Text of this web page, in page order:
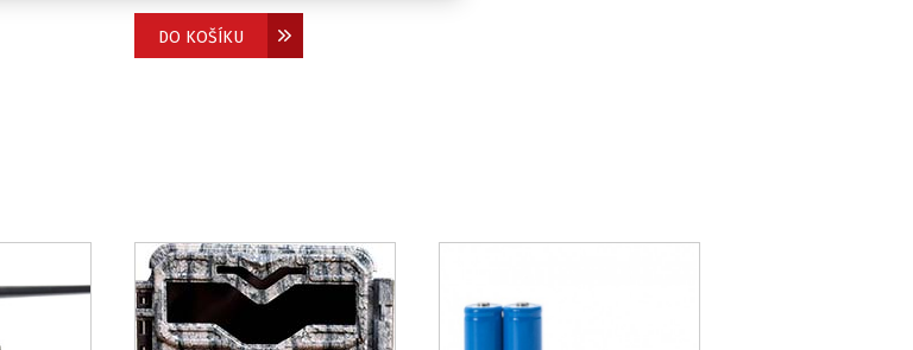
DO KOŠÍKU